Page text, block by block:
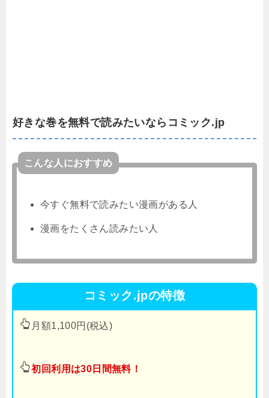
好きな巻を無料で読みたいならコミック.jp
こんな人におすすめ
今すぐ無料で読みたい漫画がある人
漫画をたくさん読みたい人
コミック.jpの特徴
月額1,100円(税込)
初回利用は30日間無料！